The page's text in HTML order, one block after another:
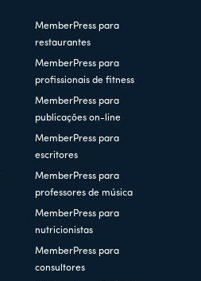
MemberPress para
restaurantes
MemberPress para
profissionais de fitness
MemberPress para
publicações on-line
MemberPress para
escritores
MemberPress para
professores de música
MemberPress para
nutricionistas
MemberPress para
consultores